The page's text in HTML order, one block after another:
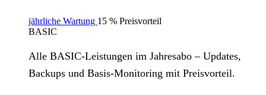
jährliche Wartung 15 % Preisvorteil
BASIC
Alle BASIC‑Leistungen im Jahresabo – Updates,
Backups und Basis‑Monitoring mit Preisvorteil.